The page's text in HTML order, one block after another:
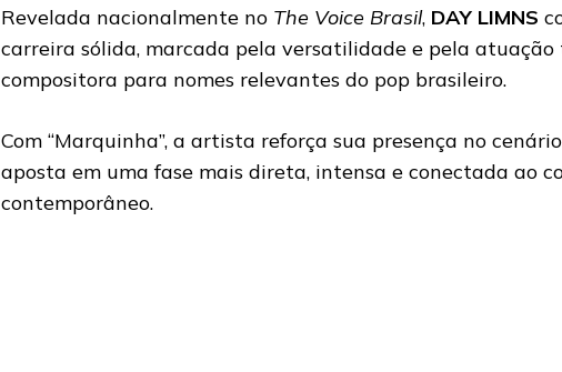
Revelada nacionalmente no The Voice Brasil, DAY LIMNS
carreira sólida, marcada pela versatilidade e pela atuação
compositora para nomes relevantes do pop brasileiro.
Com “Marquinha”, a artista reforça sua presença no
aposta em uma fase mais direta, intensa e conectada ao
contemporâneo.